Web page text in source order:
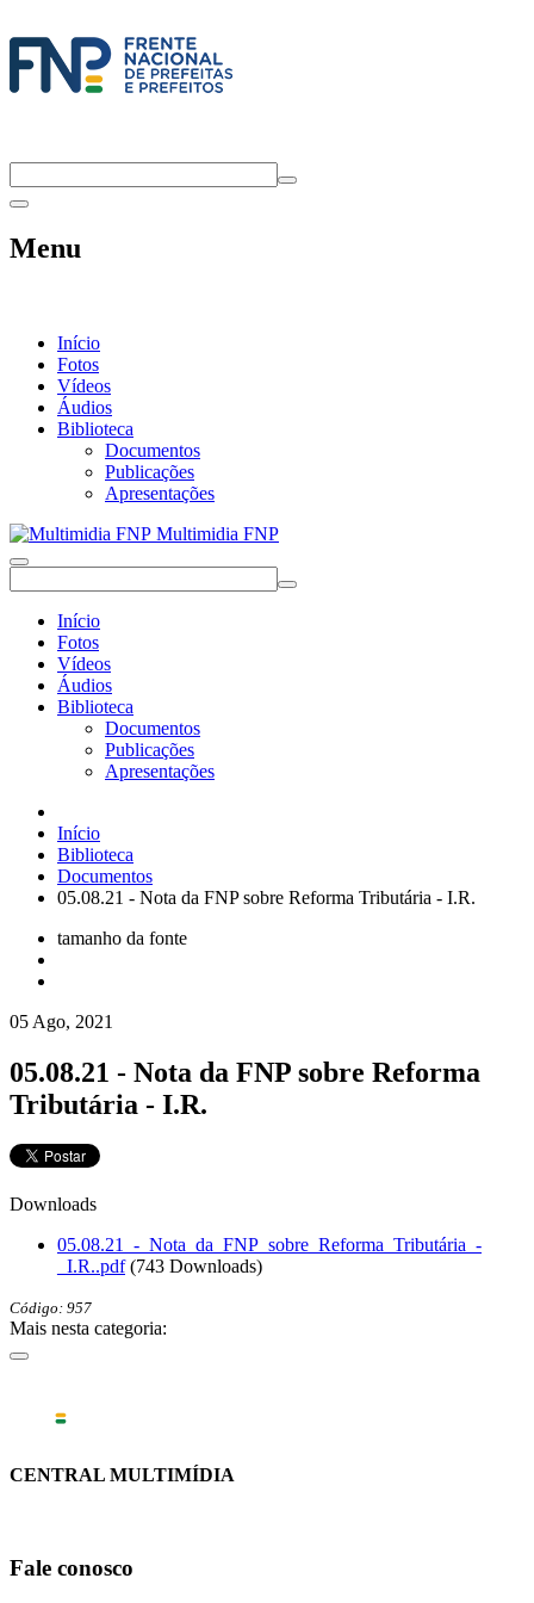
Menu
Início
Fotos
Vídeos
Áudios
Biblioteca
Documentos
Publicações
Apresentações
Multimidia FNP
Início
Fotos
Vídeos
Áudios
Biblioteca
Documentos
Publicações
Apresentações
Início
Biblioteca
Documentos
05.08.21 - Nota da FNP sobre Reforma Tributária - I.R.
tamanho da fonte
05 Ago, 2021
05.08.21 - Nota da FNP sobre Reforma
Tributária - I.R.
Downloads
05.08.21_-_Nota_da_FNP_sobre_Reforma_Tributária_-
_I.R..pdf (743 Downloads)
Código: 957
Mais nesta categoria:
CENTRAL MULTIMÍDIA
Fale conosco